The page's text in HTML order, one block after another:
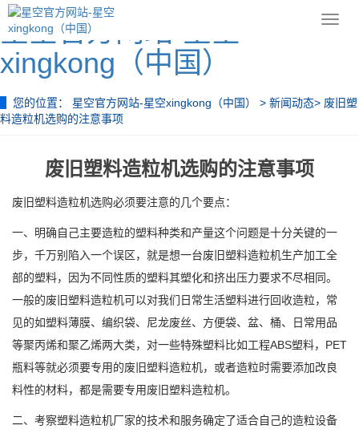
星空官方网站-星空
xingkong（中国）
导
您的位置： 星空官方网站-星空xingkong（中国） > 新闻动态> 废旧塑
料造粒机选购的注意事项
废旧塑料造粒机选购的注意事项
废旧塑料造粒机选购必须要注意的几个要点：
一、明确自己主要造粒的塑料种类和产量这个问题是十分关键的一
步，千万别陷入一个误区，就是想一台废旧塑料造粒机生产加工全
部的塑料，因为不同性质的塑料其塑化和挤出压力要求不尽相同。
一般的废旧塑料造粒机可以对我们日常生活塑料进行回收造粒，常
见的如塑料薄膜、编织袋、尼龙废丝、方便袋、盆、桶、日常用品
等聚丙烯和聚乙烯两大类，对一些特殊塑料比如工程ABS塑料，PET
瓶料等就必须要专用的废旧塑料造粒机，或者造粒时需要添加改良
料性的材料，都是需要专用废旧塑料造粒机。
二、考察塑料造粒机厂家的技术和服务确定了适合自己的造粒设备